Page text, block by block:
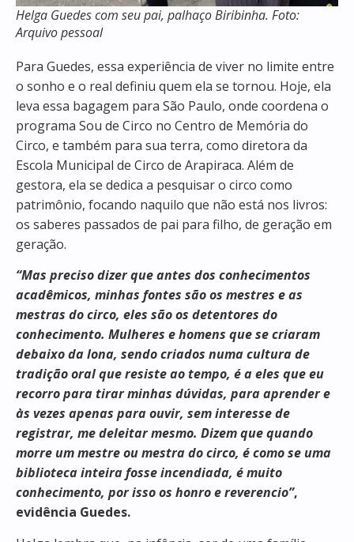
Helga Guedes com seu pai, palhaço Biribinha. Foto:
Arquivo pessoal
Para Guedes, essa experiência de viver no limite entre
o sonho e o real definiu quem ela se tornou. Hoje, ela
leva essa bagagem para São Paulo, onde coordena o
programa Sou de Circo no Centro de Memória do
Circo, e também para sua terra, como diretora da
Escola Municipal de Circo de Arapiraca. Além de
gestora, ela se dedica a pesquisar o circo como
patrimônio, focando naquilo que não está nos livros:
os saberes passados de pai para filho, de geração em
geração.
“Mas preciso dizer que antes dos conhecimentos
acadêmicos, minhas fontes são os mestres e as
mestras do circo, eles são os detentores do
conhecimento. Mulheres e homens que se criaram
debaixo da lona, sendo criados numa cultura de
tradição oral que resiste ao tempo, é a eles que eu
recorro para tirar minhas dúvidas, para aprender e
às vezes apenas para ouvir, sem interesse de
registrar, me deleitar mesmo. Dizem que quando
morre um mestre ou mestra do circo, é como se uma
biblioteca inteira fosse incendiada, é muito
conhecimento, por isso os honro e reverencio”,
evidência Guedes.